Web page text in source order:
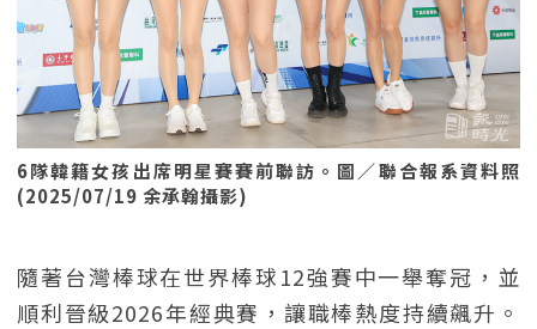
6隊韓籍女孩出席明星賽賽前聯訪。圖／聯合報系資料照
(2025/07/19 余承翰攝影)
隨著台灣棒球在世界棒球12強賽中一舉奪冠，並
順利晉級2026年經典賽，讓職棒熱度持續飆升。